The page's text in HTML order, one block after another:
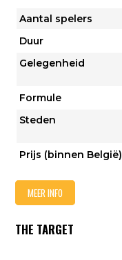
Aantal spelers
Duur
Gelegenheid
Formule
Steden
Prijs (binnen België)
MEER INFO
THE TARGET